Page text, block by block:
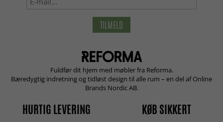
TILMELD
Fuldfør dit hjem med møbler fra Reforma.
Bæredygtig indretning og tidløst design til alle rum – en del af Online
Brands Nordic AB.
HURTIG LEVERING KØB SIKKERT